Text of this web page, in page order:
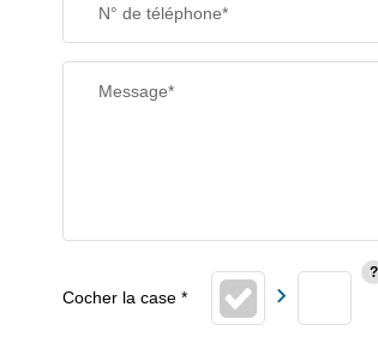
N° de téléphone*
Message*